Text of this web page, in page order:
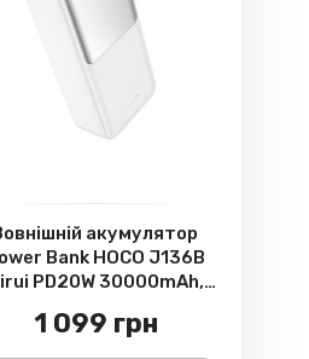
акумулятор
Bank HOCO J136B
PD20W 30000mAh,
1 099 грн